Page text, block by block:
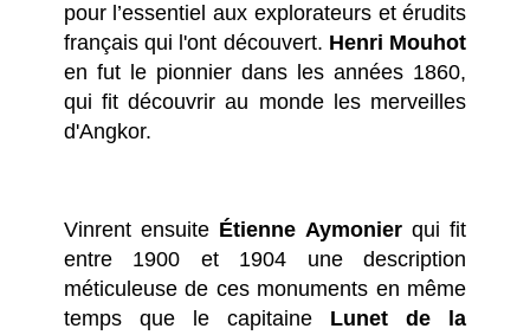
pour l’essentiel aux explorateurs et érudits
français qui l'ont découvert. Henri Mouhot
en fut le pionnier dans les années 1860,
qui fit découvrir au monde les merveilles
d'Angkor.
Vinrent ensuite Étienne Aymonierqui fit
entre 1900 et 1904 une description
méticuleuse de ces monuments en même
temps que le capitaine Lunet de la